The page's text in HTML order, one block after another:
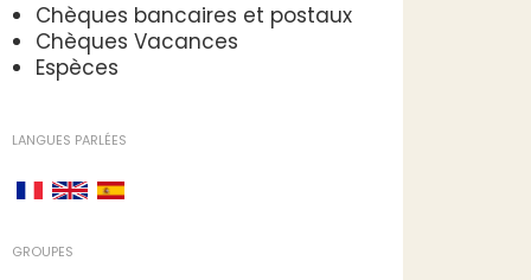
Chèques bancaires et postaux
Chèques Vacances
Espèces
LANGUES PARLÉES
GROUPES